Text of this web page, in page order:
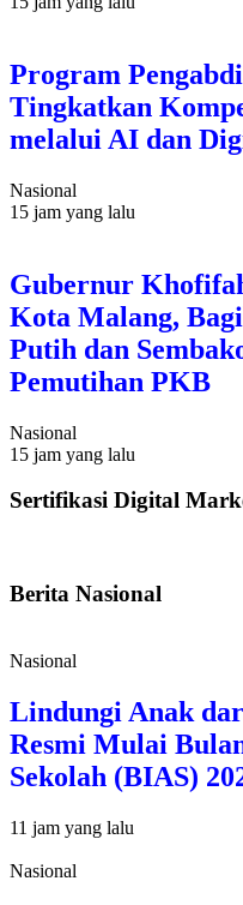
Program
Tingkatkan
melalui AI dan
Nasional
15 jam yang lalu
Gubernur
Kota Malang,
Putih dan
Pemutihan PKB
Nasional
15 jam yang lalu
Sertifikasi Digital
Berita Nasional
Nasional
Lindungi Anak
Resmi Mulai
Sekolah (BIAS)
11 jam yang lalu
Nasional